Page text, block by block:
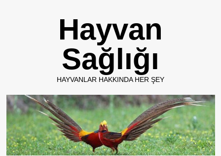
Hayvan
Sağlığı
HAYVANLAR HAKKINDA HER ŞEY